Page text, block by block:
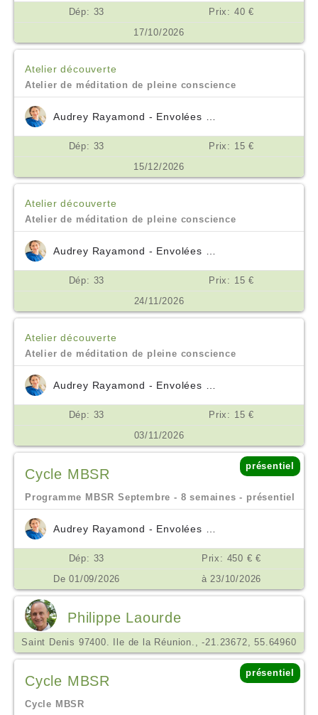
Dép: 33
Prix: 40 €
17/10/2026
Atelier découverte
Atelier de méditation de pleine conscience
Dép: 33
Prix: 15 €
15/12/2026
Atelier découverte
Atelier de méditation de pleine conscience
Dép: 33
Prix: 15 €
24/11/2026
Atelier découverte
Atelier de méditation de pleine conscience
Dép: 33
Prix: 15 €
03/11/2026
Cycle MBSR
présentiel
Programme MBSR Septembre - 8 semaines - présentiel
Dép: 33
Prix: 450 € €
De 01/09/2026
à 23/10/2026
Philippe Laourde
Saint Denis 97400. Ile de la Réunion., -21.23672, 55.64960
Cycle MBSR
présentiel
Cycle MBSR